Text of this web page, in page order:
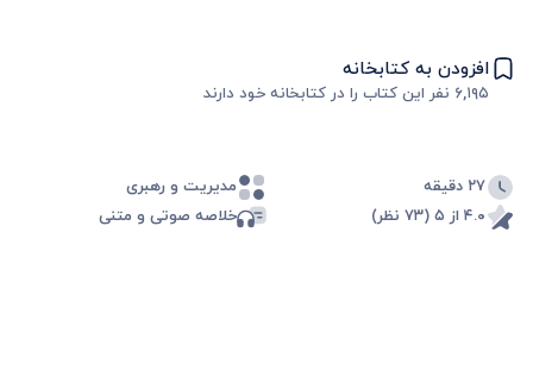
افزودن به کتابخانه
۶,۱۹۵ نفر این کتاب را در کتابخانه خود دارند
۲۷ دقیقه
مدیریت و رهبری
۴.۰ از ۵ (۷۳ نظر)
خلاصه صوتی و متنی